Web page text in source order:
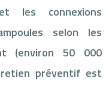
les connexions
selon les
(environ 50 000
préventif est